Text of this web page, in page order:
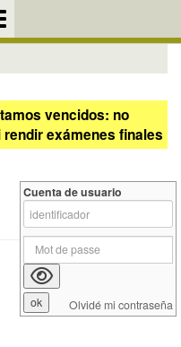
vencidos: no
exámenes finales
Cuenta de usuario
Olvidé mi contraseña